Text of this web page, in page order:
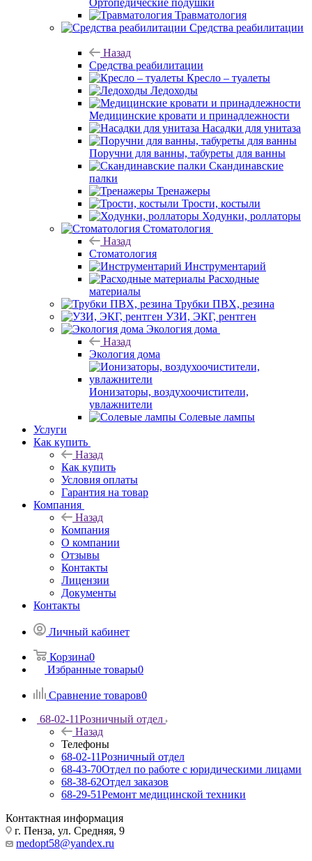
Ортопедические подушки
Травматология
Средства реабилитации
Назад
Средства реабилитации
Кресло – туалеты
Ледоходы
Медицинские кровати и принадлежности
Насадки для унитаза
Поручни для ванны, табуреты для ванны
Скандинавские
палки
Тренажеры
Трости, костыли
Ходунки, роллаторы
Стоматология
Назад
Стоматология
Инструментарий
Расходные
материалы
Трубки ПВХ, резина
УЗИ, ЭКГ, рентген
Экология дома
Назад
Экология дома
Ионизаторы, воздухоочистители,
увлажнители
Солевые лампы
Услуги
Как купить
Назад
Как купить
Условия оплаты
Гарантия на товар
Компания
Назад
Компания
О компании
Отзывы
Контакты
Лицензии
Документы
Контакты
Личный кабинет
Корзина0
Избранные товары0
Сравнение товаров0
68-02-11Розничный отдел
Назад
Телефоны
68-02-11Розничный отдел
68-43-70Отдел по работе с юридическими лицами
68-38-62Отдел заказов
68-29-51Ремонт медицинской техники
Контактная информация
г. Пенза, ул. Средняя, 9
medopt58@yandex.ru